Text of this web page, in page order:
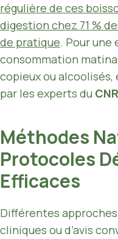
régulière de ces
digestion chez 71 %
de pratique. Pour une
consommation
copieux ou
par les experts du
Méthodes
Protocoles
Efficaces
Différentes approches
cliniques ou d’avis